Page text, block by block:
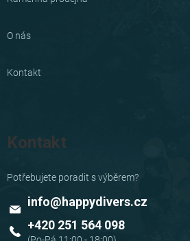
O nás
Kontakt
Kontakt
info@happydivers.cz
+420 251 564 098